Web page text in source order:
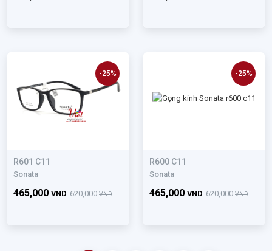
R601 C11
Sonata
620,000VND
465,000 VND
-25%
R600 C11
Sonata
620,000VND
465,000 VND
-25%